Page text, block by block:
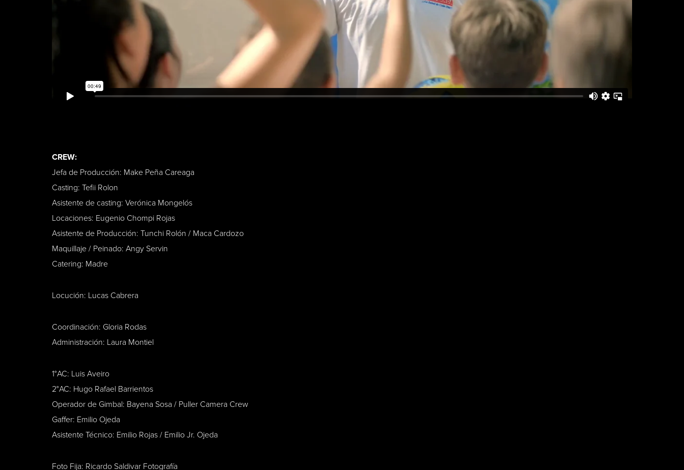
CREW:
Jefa de Producción: Make Peña Careaga
Casting: Tefii Rolon
Asistente de casting: Verónica Mongelós
Locaciones: Eugenio Chompi Rojas
Asistente de Producción: Tunchi Rolón / Maca Cardozo
Maquillaje / Peinado: Angy Servin
Catering: Madre
Locución: Lucas Cabrera
Coordinación: Gloria Rodas
Administración: Laura Montiel
1°AC: Luis Aveiro
2°AC: Hugo Rafael Barrientos
Operador de Gimbal: Bayena Sosa / Puller Camera Crew
Gaffer: Emilio Ojeda
Asistente Técnico: Emilio Rojas / Emilio Jr. Ojeda
Foto Fija: Ricardo Saldivar Fotografía